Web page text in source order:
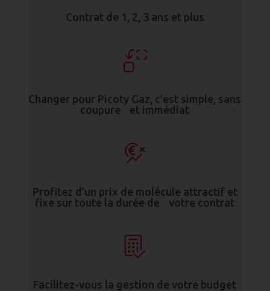
Contrat de 1, 2, 3 ans et plus
Changer pour Picoty Gaz, c’est simple, sans
coupure et immédiat
Profitez d’un prix de molécule attractif et
fixe sur toute la durée de votre contrat
Facilitez-vous la gestion de votre budget